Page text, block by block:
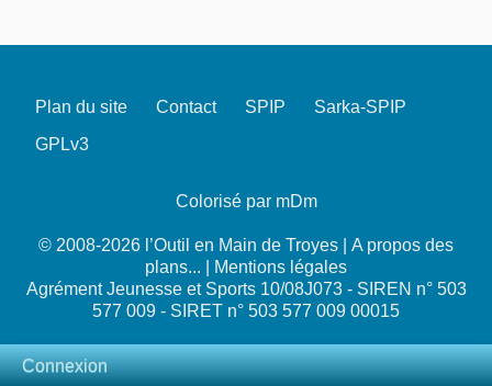
Plan du site Contact SPIP
Sarka-SPIP
GPLv3
Colorisé par mDm
© 2008-2026 l’Outil en Main de Troyes | A propos des
plans...
Mentions légales
Agrément Jeunesse et Sports 10/08J073 - SIREN n° 503
577 009 - SIRET n° 503 577 009 00015
Connexion